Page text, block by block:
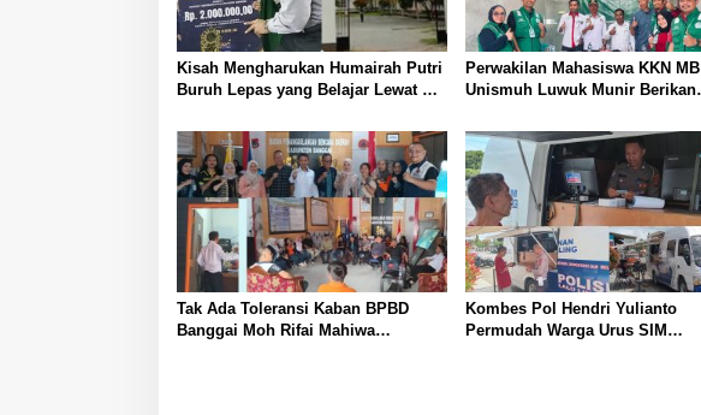
Kisah Mengharukan Humairah Putri
Buruh Lepas yang Belajar Lewat HP
Bahasa Inggris
Perwakilan Mahasiswa KKN MB
Unismuh Luwuk Munir Berikan
Tingkatkan Kesadaran Hukum
Masyarakat
Tak Ada Toleransi Kaban BPBD
Banggai Moh Rifai Mahiwa
Kombes Pol Hendri Yulianto
Permudah Warga Urus SIM